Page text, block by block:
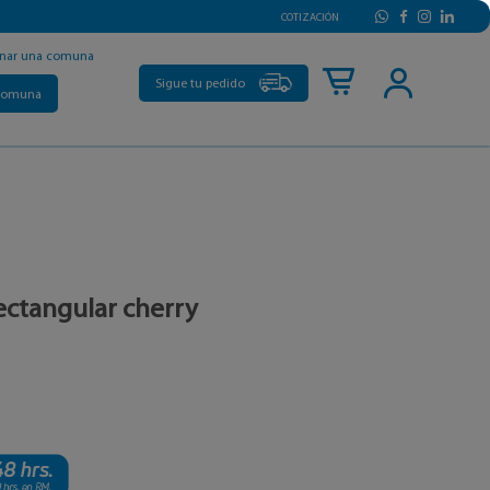
COTIZACIÓN
una comuna
Sigue tu pedido
cherry